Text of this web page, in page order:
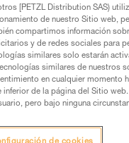
los productos
información de la
y un
[PETZL Distribution SAS)
de nuestro Sitio web,
compartimos información
y de redes sociales para
similares solo estarán
similares de nuestros
en cualquier momento
inferior de la página del Sitio
pero bajo ninguna